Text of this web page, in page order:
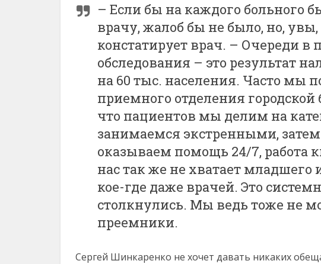
– Если бы на каждого больного
врачу, жалоб бы не было, но,
констатирует врач. – Очереди в
обследования – это результат
на 60 тыс. населения. Часто мы
приемного отделения
что пациентов мы делим на
занимаемся экстренными,
оказываем помощь 24/7, работа
нас так же не хватает младшего
кое-где даже врачей. Это
столкнулись. Мы ведь тоже не
преемники.
Сергей Шинкаренко не хочет давать никаких